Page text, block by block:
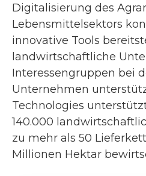
Digitalisierung des
Lebensmittelsektors
innovative Tools
landwirtschaftliche
Interessengruppen bei
Unternehmen
Technologies
140.000
zu mehr als 50
Millionen Hektar